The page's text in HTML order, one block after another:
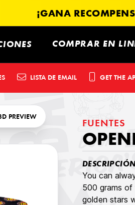
¡GANA
COMPRAR EN
LISTA DE EMAIL GET THE
PREVIEW
FUENTES
You can
500 grams of
golden stars